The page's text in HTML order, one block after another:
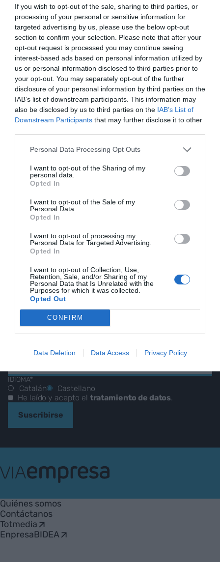
If you wish to opt-out of the sale, sharing to third parties, or
processing of your personal or sensitive information for
targeted advertising by us, please use the below opt-out
section to confirm your selection. Please note that after your
opt-out request is processed you may continue seeing
interest-based ads based on personal information utilized by
us or personal information disclosed to third parties prior to
your opt-out. You may separately opt-out of the further
disclosure of your personal information by third parties on the
IAB’s list of downstream participants. This information may
also be disclosed by us to third parties on the IAB’s List of
Downstream Participants that may further disclose it to other
Personal Data Processing Opt Outs
I want to opt-out of the Sharing of my
personal data.
Opted In
I want to opt-out of the Sale of my
Personal Data.
Opted In
I want to opt-out of processing my
Personal Data for Targeted Advertising.
Opted In
I want to opt-out of Collection, Use,
Retention, Sale, and/or Sharing of my
Personal Data that Is Unrelated with the
Purposes for which it was collected.
Opted Out
CONFIRM
Data Deletion Data Access Privacy Policy
Añadir VIA Empresa
como fuente preferida
de Google de forma gratuita
Mantente informado con las últimas noticias de
actualidad
ACTIVAR AHORA
LOS MÁS LEÍDOS
HOY DESTACAMOS
NUESTRO BOLETÍN
Nuestras mejores historias,
reportajes y entrevistas.
CORREO ELECTRÓNICO
IDIOMA*
Catalán
Castellano
He leído y acepto el tratamiento de datos.
Suscribirse
Empresa
Quiénes somos
Contáctanos
Totmedia
EnpresaBIDEA